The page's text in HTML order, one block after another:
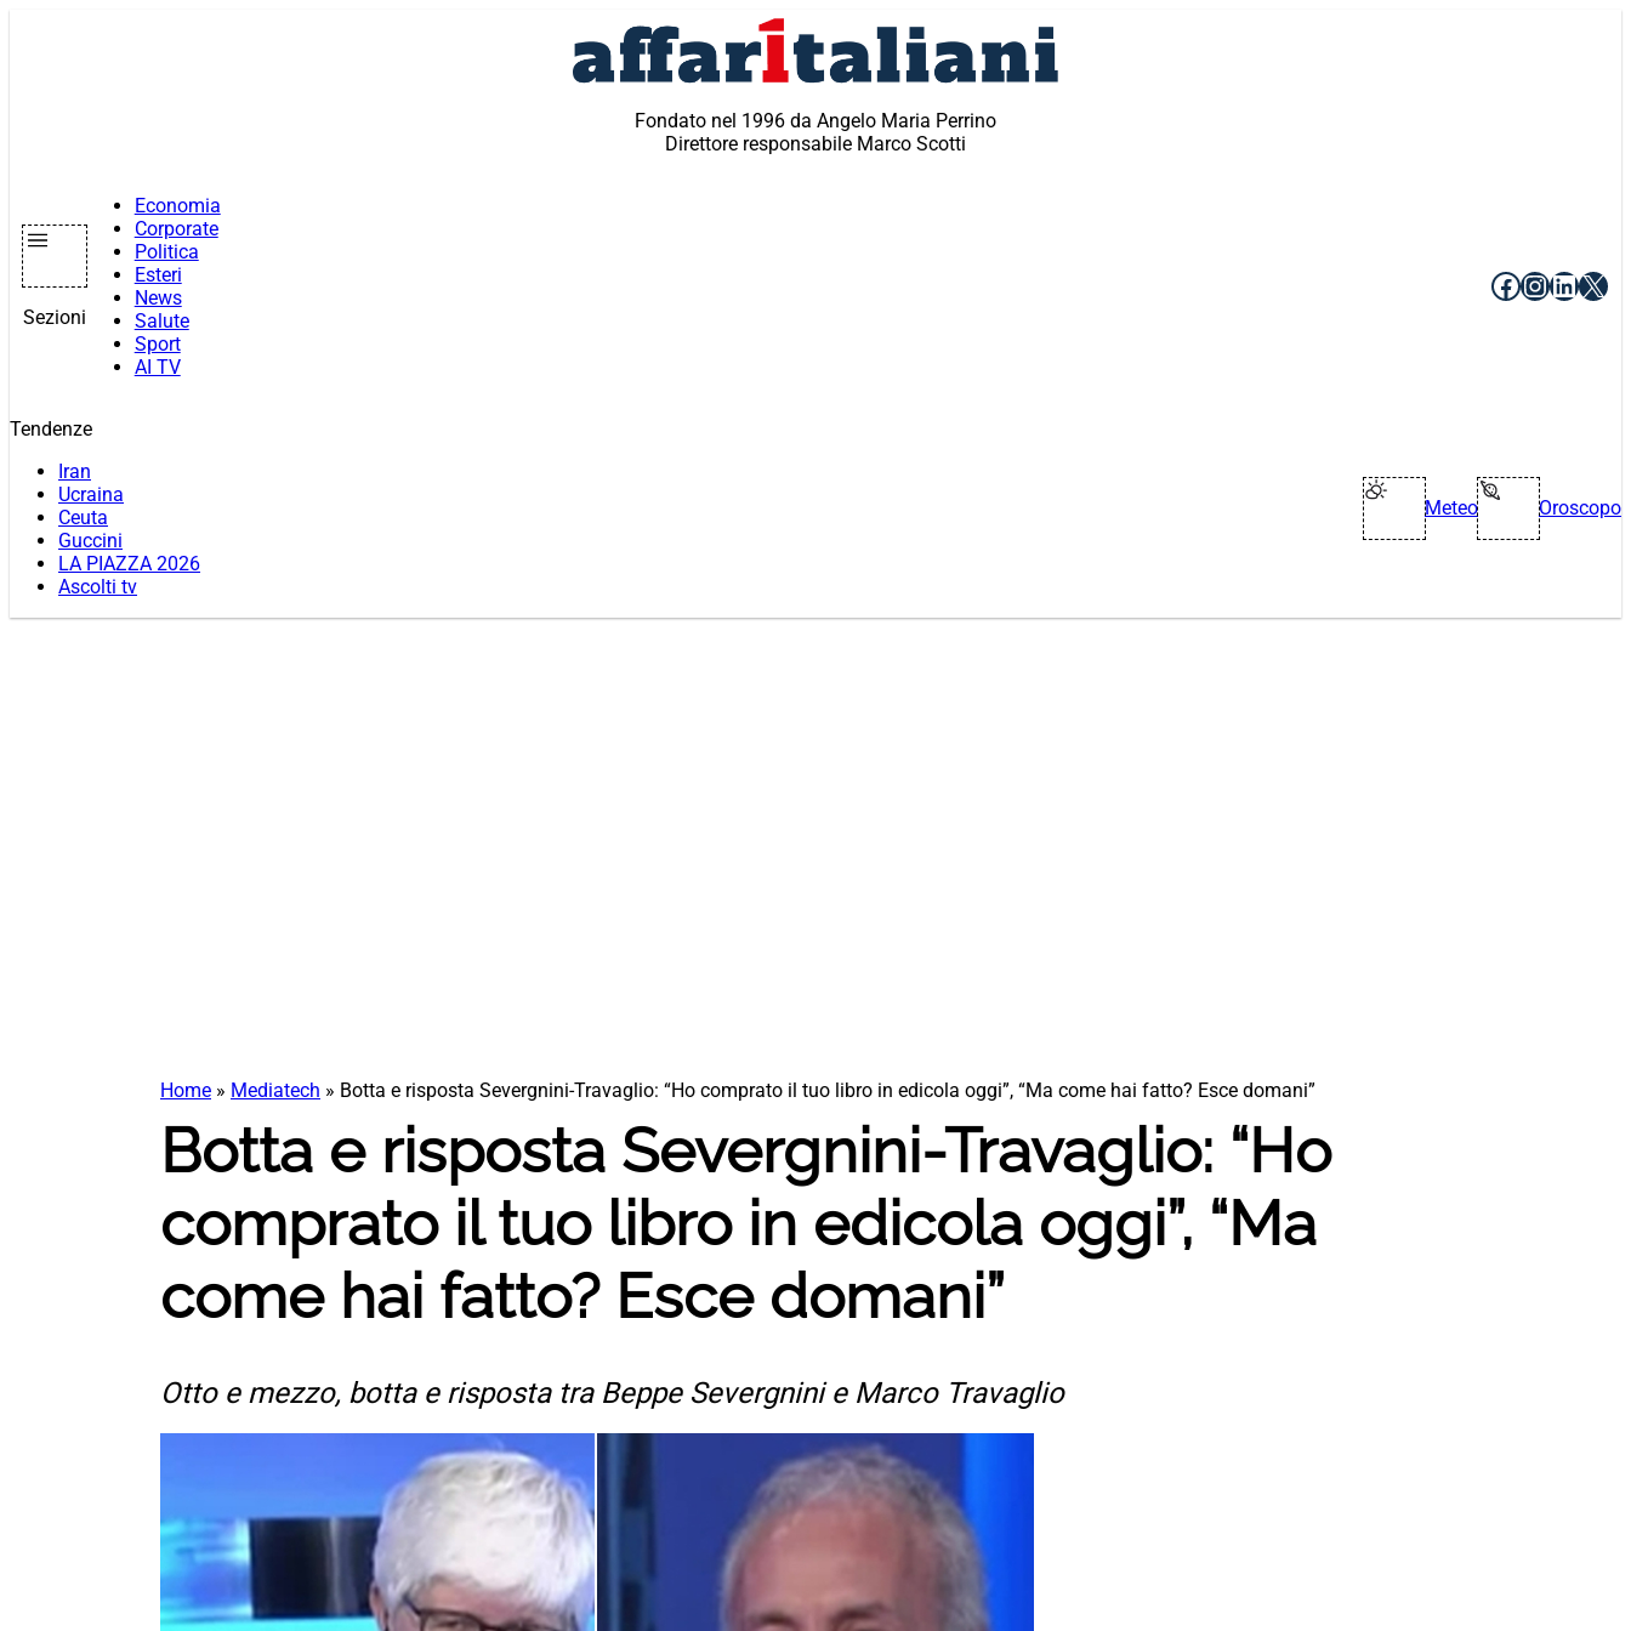
Fondato nel 1996 da Angelo Maria Perrino
Direttore responsabile Marco Scotti
Sezioni
Economia
Corporate
Politica
Esteri
News
Salute
Sport
AI TV
Facebook
X
Tendenze
Iran
Ucraina
Ceuta
Guccini
LA PIAZZA 2026
Ascolti tv
Meteo Oroscopo
Home » Mediatech » Botta e risposta Severgnini-Travaglio: “Ho comprato il tuo libro in edicola oggi”, “Ma come hai fatto? Esce domani”
Botta e risposta Severgnini-Travaglio: “Ho
comprato il tuo libro in edicola oggi”, “Ma
come hai fatto? Esce domani”
Otto e mezzo, botta e risposta tra Beppe Severgnini e Marco Travaglio